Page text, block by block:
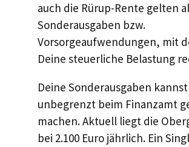
auch die Rürup-Rente gelten
Sonderausgaben bzw.
Vorsorgeaufwendungen, mit
Deine steuerliche Belastung
Deine Sonderausgaben
unbegrenzt beim Finanzamt
machen. Aktuell liegt die
bei 2.100 Euro jährlich. Ein